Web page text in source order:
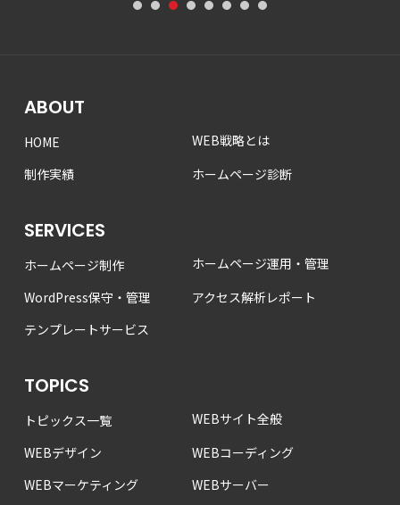
1 2 3 4 5 6 7 8
ABOUT
HOME
WEB戦略とは
制作実績
ホームページ診断
SERVICES
ホームページ制作
ホームページ運用・管理
WordPress保守・管理
アクセス解析レポート
テンプレートサービス
TOPICS
トピックス一覧
WEBサイト全般
WEBデザイン
WEBコーディング
WEBマーケティング
WEBサーバー